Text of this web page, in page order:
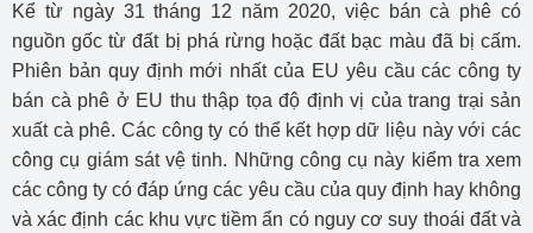
Kể từ ngày 31 tháng 12 năm 2020, việc bán cà phê có
nguồn gốc từ đất bị phá rừng hoặc đất bạc màu đã bị cấm.
Phiên bản quy định mới nhất của EU yêu cầu các công ty
bán cà phê ở EU thu thập tọa độ định vị của trang trại sản
xuất cà phê. Các công ty có thể kết hợp dữ liệu này với các
công cụ giám sát vệ tinh. Những công cụ này kiểm tra xem
các công ty có đáp ứng các yêu cầu của quy định hay không
và xác định các khu vực tiềm ẩn có nguy cơ suy thoái đất và